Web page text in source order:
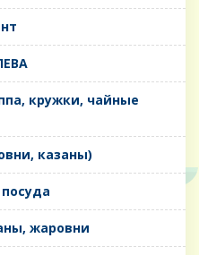
кружки, чайные
казаны)
жаровни